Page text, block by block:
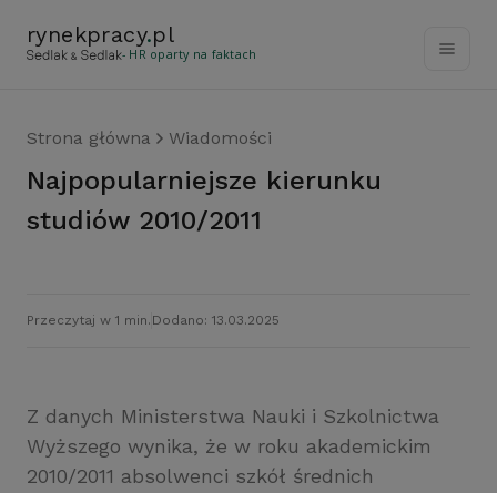
rynekpracy.pl
- HR oparty na faktach
Strona główna Wiadomości
Najpopularniejsze kierunku
studiów 2010/2011
Przeczytaj w 1 min. Dodano: 13.03.2025
Z danych Ministerstwa Nauki i Szkolnictwa
Wyższego wynika, że w roku akademickim
2010/2011 absolwenci szkół średnich